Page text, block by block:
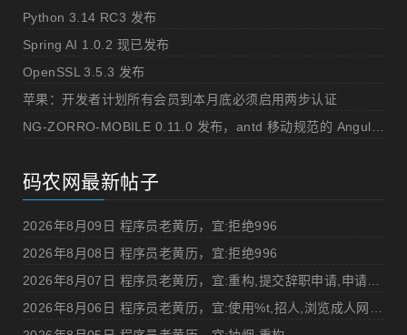
Python 3.14 RC3 发布
Spring AI 1.0.2 现已发布
OpenSSL 3.5.3 发布
苹果：开发者计划所有会员到本月底必须启用两步认证
码农网最新帖子
2026年8月09日 程序员老黄历，宜:拒绝996
2026年8月08日 程序员老黄历，宜:拒绝996